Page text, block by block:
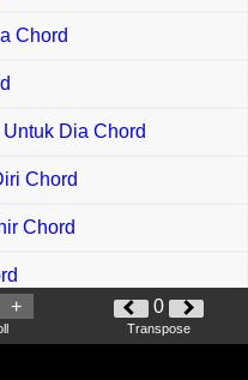
Chord
Dia Chord
Chord
Chord
Chord
+ 0
Transpose